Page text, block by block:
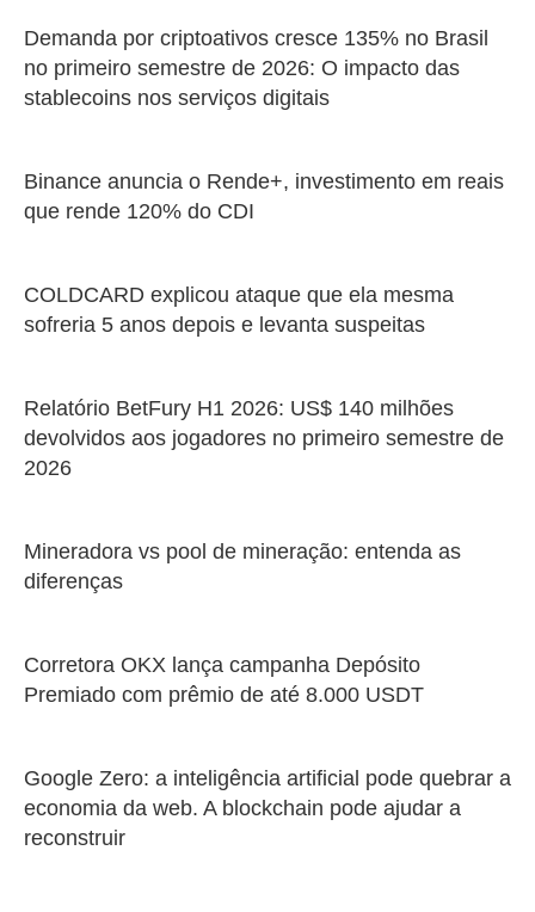
Demanda por criptoativos cresce 135% no Brasil
no primeiro semestre de 2026: O impacto das
stablecoins nos serviços digitais
Binance anuncia o Rende+, investimento em reais
que rende 120% do CDI
COLDCARD explicou ataque que ela mesma
sofreria 5 anos depois e levanta suspeitas
Relatório BetFury H1 2026: US$ 140 milhões
devolvidos aos jogadores no primeiro semestre de
2026
Mineradora vs pool de mineração: entenda as
diferenças
Corretora OKX lança campanha Depósito
Premiado com prêmio de até 8.000 USDT
Google Zero: a inteligência artificial pode quebrar a
economia da web. A blockchain pode ajudar a
reconstruir